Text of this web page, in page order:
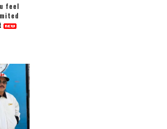
feel